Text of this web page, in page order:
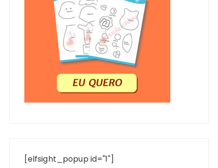
[elfsight_popup id="1"]